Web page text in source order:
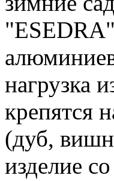
нагрузка
крепятся
(дуб,
изделие